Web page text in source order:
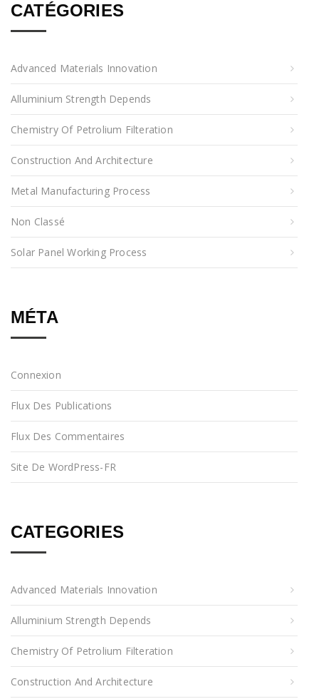
CATÉGORIES
Advanced Materials Innovation
Alluminium Strength Depends
Chemistry Of Petrolium Filteration
Construction And Architecture
Metal Manufacturing Process
Non Classé
Solar Panel Working Process
MÉTA
Connexion
Flux Des Publications
Flux Des Commentaires
Site De WordPress-FR
CATEGORIES
Advanced Materials Innovation
Alluminium Strength Depends
Chemistry Of Petrolium Filteration
Construction And Architecture